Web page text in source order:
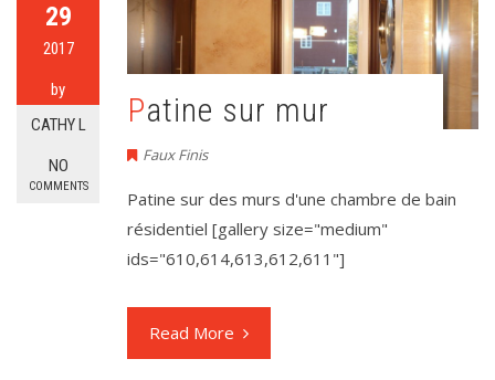
29
2017
by
CATHY L
NO
COMMENTS
Patine sur mur
Faux Finis
Patine sur des murs d'une chambre de bain
résidentiel [gallery size="medium"
ids="610,614,613,612,611"]
Read More